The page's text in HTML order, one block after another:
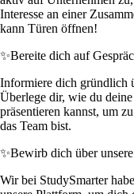
Interesse an einer
kann Türen öffnen!
✨Bereite dich auf
Informiere dich gründlich
Überlege dir, wie du
präsentieren kannst, um
das Team bist.
✨Bewirb dich über
Wir bei StudySmarter